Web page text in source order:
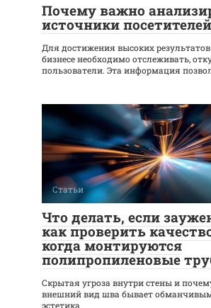
Почему важно
источники посетителей
Для достижения высоких
бизнесе необходимо отслеживать,
пользователи. Эта информация
Статьи
Что делать, если
как проверить
когда монтируются
полипропиленовые
Скрытая угроза внутри стены и
внешний вид шва бывает
эстетика